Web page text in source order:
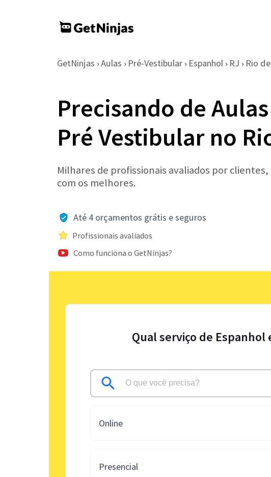
GetNinjas › Aulas › Pré-Vestibular › Espanhol › RJ › Rio
Precisando de
Pré Vestibular no
Milhares de profissionais avaliados por
com os melhores.
Até 4 orçamentos grátis e seguros
Profissionais avaliados
Como funciona o GetNinjas?
Qual serviço de Espanhol
Online
Presencial